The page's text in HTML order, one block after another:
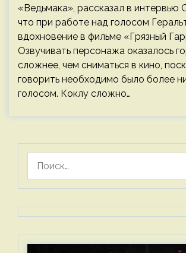
«Ведьмака», рассказал в интервью
что при работе над голосом
вдохновение в фильме «Грязный
Озвучивать персонажа оказалось
сложнее, чем сниматься в кино,
говорить необходимо было более
голосом. Коклу сложно…